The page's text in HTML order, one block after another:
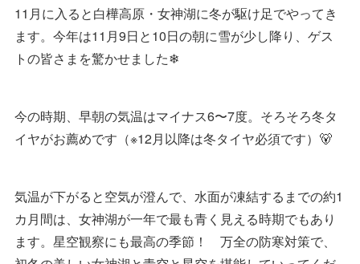
11月に入ると白樺高原・女神湖に冬が駆け足でやってき
ます。今年は11月9日と10日の朝に雪が少し降り、ゲス
トの皆さまを驚かせました❄
今の時期、早朝の気温はマイナス6〜7度。そろそろ冬タ
イヤがお薦めです（※12月以降は冬タイヤ必須です）🐻
気温が下がると空気が澄んで、水面が凍結するまでの約1
カ月間は、女神湖が一年で最も青く見える時期でもあり
ます。星空観察にも最高の季節！ 万全の防寒対策で、